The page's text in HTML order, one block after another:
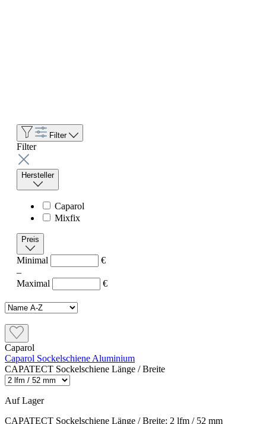
Filter
Filter
Hersteller
Caparol
Mixfix
Preis
Minimal
€
–
Maximal
€
Caparol
Caparol Sockelschiene Aluminium
CAPATECT Sockelschiene Länge / Breite
Auf Lager
CAPATECT Sockelschiene Länge / Breite: 2 lfm / 52 mm